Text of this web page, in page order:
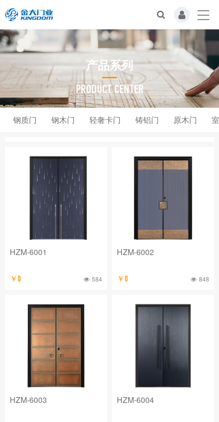
产品系列
PRODUCT CENTER
钢质门 钢木门 轻奢卡门 铸铝门 原木门
HZM-6001
￥0 584
HZM-6002
￥0 848
HZM-6003 HZM-6004